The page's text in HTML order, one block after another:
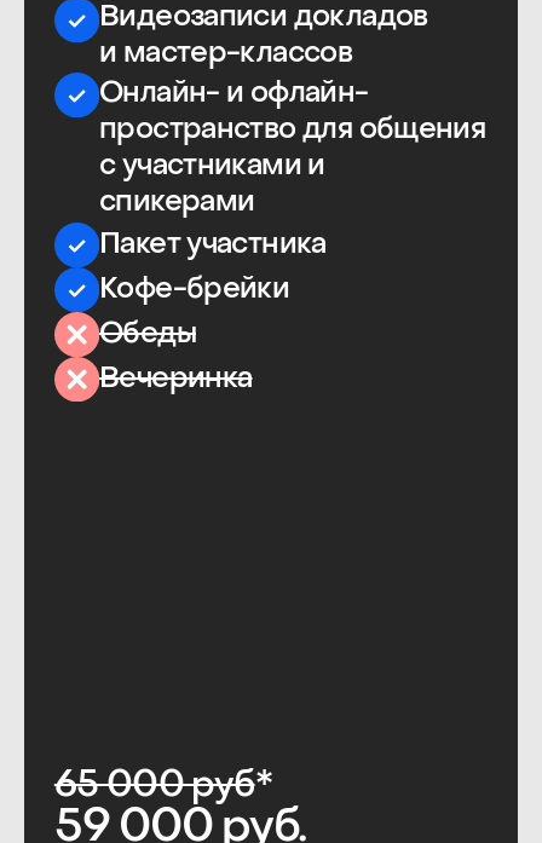
онлайн — ProductSense'26
Июнь 2027, онлайн —
PeopleSense'27
Онлайн-доступ к докладам
30+ часов контента
на каждой конференции
Видеозаписи докладов
и мастер-классов
Доступ к онлайн-
пространству
для общения
с участниками
и спикерами